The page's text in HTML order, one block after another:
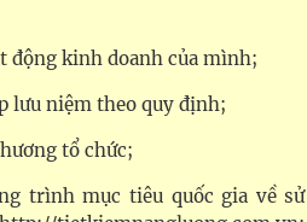
động kinh doanh của mình;
lưu niệm theo quy định;
tổ chức;
trình mục tiêu quốc gia về sử